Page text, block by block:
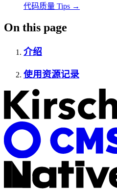
代码质量 Tips →
On this page
介绍
使用资源记录